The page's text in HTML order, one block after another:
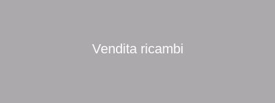
Vendita ricambi